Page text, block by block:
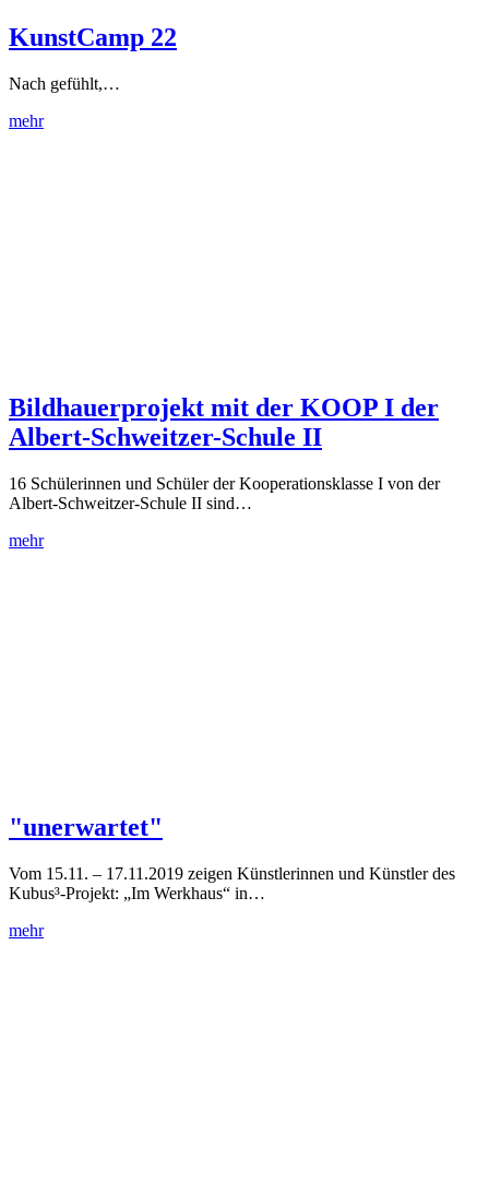
KunstCamp 22
Nach gefühlt,…
mehr
Bildhauerprojekt mit der KOOP I der
Albert-Schweitzer-Schule II
16 Schülerinnen und Schüler der Kooperationsklasse I von der
Albert-Schweitzer-Schule II sind…
mehr
"unerwartet"
Vom 15.11. – 17.11.2019 zeigen Künstlerinnen und Künstler des
Kubus³-Projekt: „Im Werkhaus“ in…
mehr